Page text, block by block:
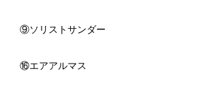
⑨ソリストサンダー
⑯エアアルマス